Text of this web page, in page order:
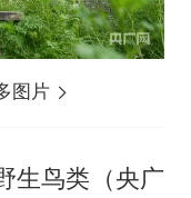
图片
生鸟类（央广